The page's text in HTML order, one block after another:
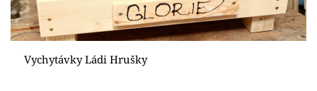
Přihlášení
Sledujte nás
Vychytávky Ládi Hrušky